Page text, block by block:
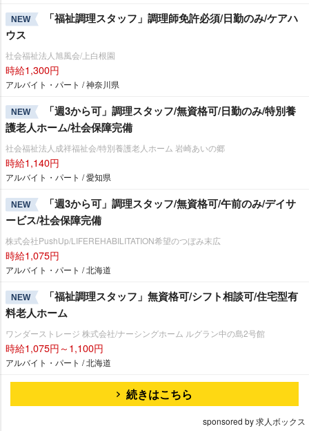
NEW
「福祉調理スタッフ」調理師免許必須/日勤のみ/ケアハ
ウス
社会福祉法人旭風会/上白根園
時給1,300円
アルバイト・パート / 神奈川県
NEW
「週3から可」調理スタッフ/無資格可/日勤のみ/特別養
護老人ホーム/社会保障完備
社会福祉法人成祥福祉会/特別養護老人ホーム 岩崎あいの郷
時給1,140円
アルバイト・パート / 愛知県
NEW
「週3から可」調理スタッフ/無資格可/午前のみ/デイサ
ービス/社会保障完備
株式会社PushUp/LIFEREHABILITATION希望のつぼみ末広
時給1,075円
アルバイト・パート / 北海道
NEW
「福祉調理スタッフ」無資格可/シフト相談可/住宅型有
料老人ホーム
ワンダーストレージ 株式会社/ナーシングホーム ルグラン中の島2号館
時給1,075円～1,100円
アルバイト・パート / 北海道
続きはこちら
sponsored by 求人ボックス